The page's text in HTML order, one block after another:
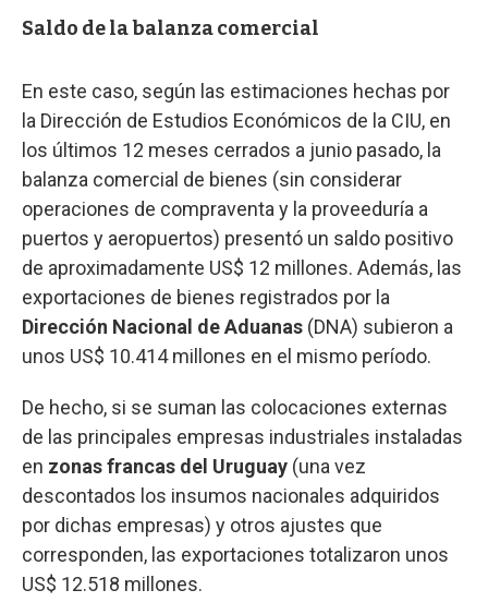
Saldo de la balanza comercial
En este caso, según las estimaciones hechas por
la Dirección de Estudios Económicos de la CIU, en
los últimos 12 meses cerrados a junio pasado, la
balanza comercial de bienes (sin considerar
operaciones de compraventa y la proveeduría a
puertos y aeropuertos) presentó un saldo positivo
de aproximadamente US$ 12 millones. Además, las
exportaciones de bienes registrados por la
Dirección Nacional de Aduanas (DNA) subieron a
unos US$ 10.414 millones en el mismo período.
De hecho, si se suman las colocaciones externas
de las principales empresas industriales instaladas
en zonas francas del Uruguay (una vez
descontados los insumos nacionales adquiridos
por dichas empresas) y otros ajustes que
corresponden, las exportaciones totalizaron unos
US$ 12.518 millones.